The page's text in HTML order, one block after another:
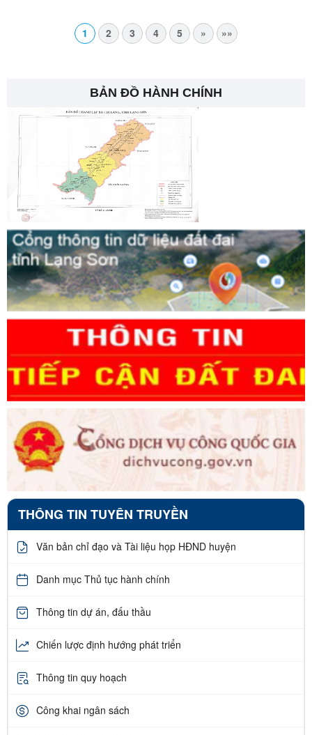
1 2 3 4 5 » »»
BẢN ĐỒ HÀNH CHÍNH
THÔNG TIN TUYÊN TRUYỀN
Văn bản chỉ đạo và Tài liệu họp HĐND huyện
Danh mục Thủ tục hành chính
Thông tin dự án, đấu thầu
Chiến lược định hướng phát triển
Thông tin quy hoạch
Công khai ngân sách